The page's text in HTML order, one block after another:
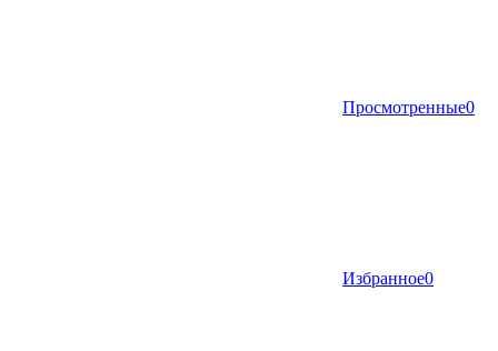
Просмотренные0
Избранное0